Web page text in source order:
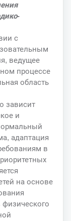
с
ведущее
процессе
область
зависит
и
адаптация
в
на основе
физического